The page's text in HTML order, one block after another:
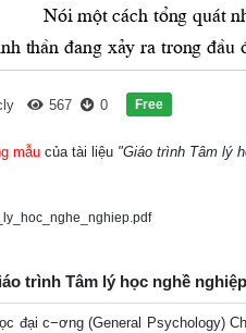
567 0 Free
mẫu của tài liệu "Giáo trình Tâm lý
trình Tâm lý học nghề nghiệp
đại c−ơng (General Psychology)